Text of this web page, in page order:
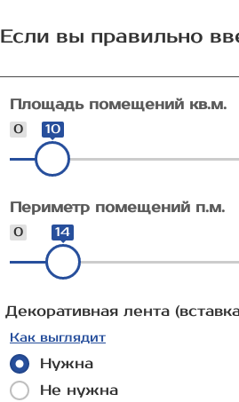
Если вы правильно
Площадь помещений кв.м.
0 10
Периметр помещений п.м.
0 14
Декоративная лента
Как выглядит
Нужна
Не нужна